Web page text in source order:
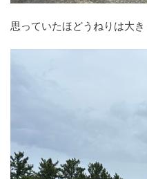
思っていたほどうねりは大